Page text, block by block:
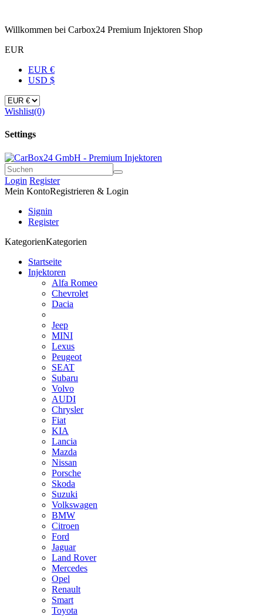
Willkommen bei Carbox24 Premium Injektoren Shop
EUR
EUR €
USD $
Wishlist(0)
Settings
Login Register
Mein KontoRegistrieren & Login
Signin
Register
KategorienKategorien
Startseite
Injektoren
Alfa Romeo
Chevrolet
Dacia
Jeep
MINI
Lexus
Peugeot
SEAT
Subaru
Volvo
AUDI
Chrysler
Fiat
KIA
Lancia
Mazda
Nissan
Porsche
Skoda
Suzuki
Volkswagen
BMW
Citroen
Ford
Jaguar
Land Rover
Mercedes
Opel
Renault
Smart
Toyota